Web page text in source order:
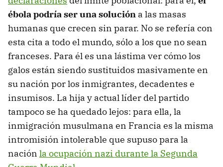
ébola podría ser una solución a las masas
humanas que crecen sin parar. No se refería con
esta cita a todo el mundo, sólo a los que no sean
franceses. Para él es una lástima ver cómo los
galos están siendo sustituidos masivamente en
su nación por los inmigrantes, decadentes e
insumisos. La hija y actual líder del partido
tampoco se ha quedado lejos: para ella, la
inmigración musulmana en Francia es la misma
intromisión intolerable que supuso para la
nación la ocupación nazi durante la Segunda